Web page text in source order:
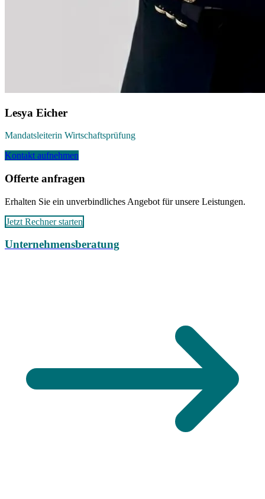
Lesya Eicher
Mandatsleiterin Wirtschaftsprüfung
Kontakt aufnehmen
Offerte anfragen
Erhalten Sie ein unverbindliches Angebot für unsere Leistungen.
Jetzt Rechner starten
Unternehmensberatung